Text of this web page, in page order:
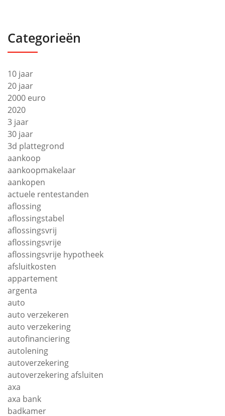
Categorieën
10 jaar
20 jaar
2000 euro
2020
3 jaar
30 jaar
3d plattegrond
aankoop
aankoopmakelaar
aankopen
actuele rentestanden
aflossing
aflossingstabel
aflossingsvrij
aflossingsvrije
aflossingsvrije hypotheek
afsluitkosten
appartement
argenta
auto
auto verzekeren
auto verzekering
autofinanciering
autolening
autoverzekering
autoverzekering afsluiten
axa
axa bank
badkamer